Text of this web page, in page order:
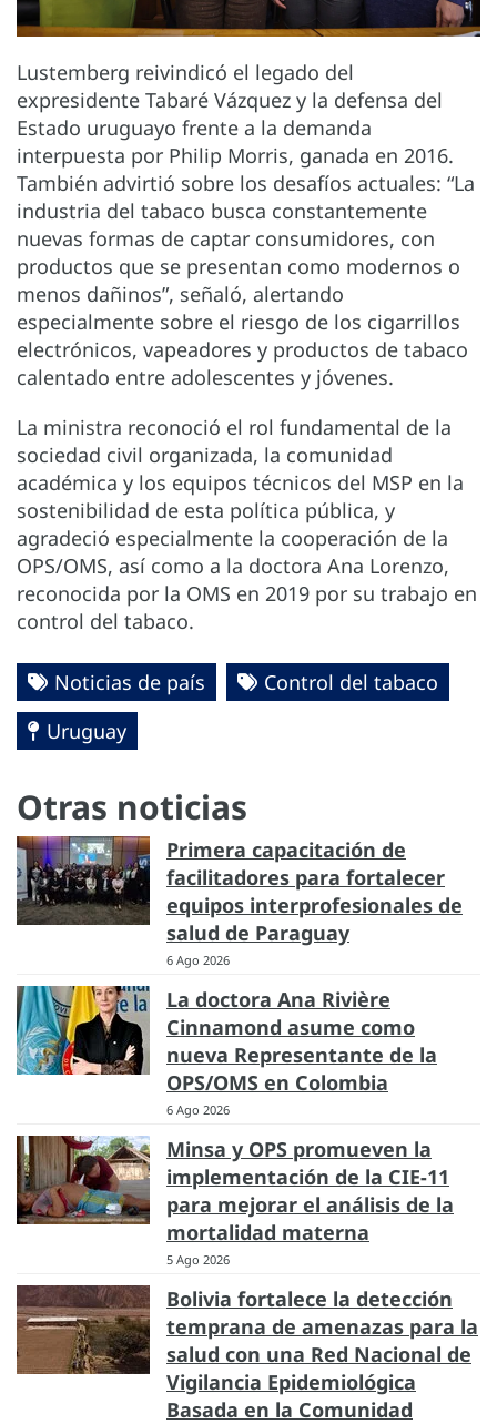
Lustemberg reivindicó el legado del
expresidente Tabaré Vázquez y la defensa del
Estado uruguayo frente a la demanda
interpuesta por Philip Morris, ganada en 2016.
También advirtió sobre los desafíos actuales: “La
industria del tabaco busca constantemente
nuevas formas de captar consumidores, con
productos que se presentan como modernos o
menos dañinos”, señaló, alertando
especialmente sobre el riesgo de los cigarrillos
electrónicos, vapeadores y productos de tabaco
calentado entre adolescentes y jóvenes.
La ministra reconoció el rol fundamental de la
sociedad civil organizada, la comunidad
académica y los equipos técnicos del MSP en la
sostenibilidad de esta política pública, y
agradeció especialmente la cooperación de la
OPS/OMS, así como a la doctora Ana Lorenzo,
reconocida por la OMS en 2019 por su trabajo en
control del tabaco.
Noticias de país
Control del tabaco
Uruguay
Otras noticias
Primera capacitación de
facilitadores para fortalecer
equipos interprofesionales de
salud de Paraguay
6 Ago 2026
La doctora Ana Rivière
Cinnamond asume como
nueva Representante de la
OPS/OMS en Colombia
6 Ago 2026
Minsa y OPS promueven la
implementación de la CIE-11
para mejorar el análisis de la
mortalidad materna
5 Ago 2026
Bolivia fortalece la detección
temprana de amenazas para la
salud con una Red Nacional de
Vigilancia Epidemiológica
Basada en la Comunidad